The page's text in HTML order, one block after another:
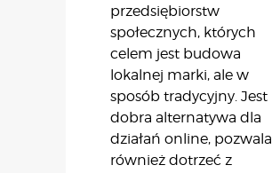
przedsiębiorstw
społecznych, których
celem jest budowa
lokalnej marki, ale w
sposób tradycyjny. Jest
dobra alternatywa dla
działań online, pozwala
również dotrzeć z